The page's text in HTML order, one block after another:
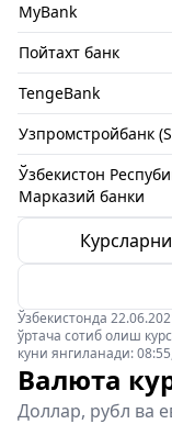
MyBank
Пойтахт банк
TengeBank
Узпромстройбанк
Ўзбекистон
Марказий банки
Ўзбекистонда
ўртача сотиб олиш
куни янгиланади:
Валюта
Доллар, рубл ва